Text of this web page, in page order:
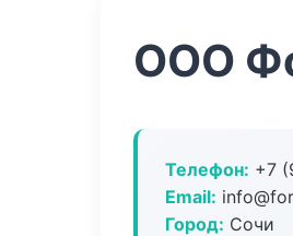
ООО
Телефон: +7
Email:
Город: Сочи